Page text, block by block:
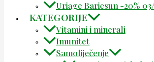
Uriage Bariesun -20%
KATEGORIJE
Vitamini i minerali
Imunitet
Samoliječenje